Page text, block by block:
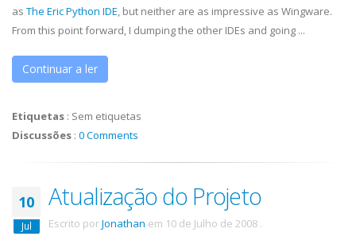
as The Eric Python IDE, but neither are as impressive as Wingware.
From this point forward, I dumping the other IDEs and going ...
Continuar a ler
Etiquetas : Sem etiquetas
Discussões : 0 Comments
10
Jul
Atualização do Projeto
Escrito porJonathan em 10 de Julho de 2008 .